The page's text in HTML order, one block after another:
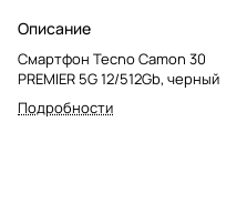
Описание
Смартфон Tecno Camon 30
PREMIER 5G 12/512Gb, черный
Подробности